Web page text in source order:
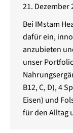
21. Dezember
Bei IMstam
dafür ein,
anzubieten
unser
B12, C, D), 4
Eisen) und
für den Alltag